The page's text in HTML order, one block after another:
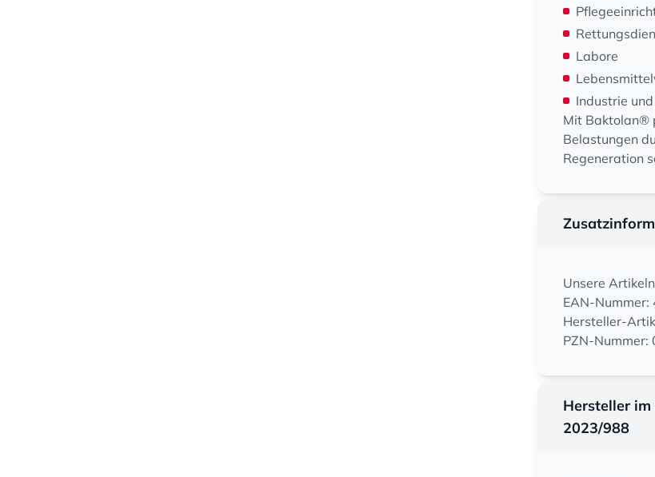
Labore
Industrie
Mit Baktolan®
Belastungen
Regeneration
Unsere
EAN-
Hersteller-
PZN-
Hersteller
2023/988